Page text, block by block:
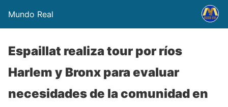
Mundo Real
Espaillat realiza tour por ríos
Harlem y Bronx para evaluar
necesidades de la comunidad en